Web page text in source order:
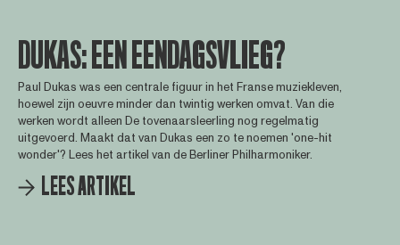
DUKAS: EEN EENDAGSVLIEG?
Paul Dukas was een centrale figuur in het Franse muziekleven,
hoewel zijn oeuvre minder dan twintig werken omvat. Van die
werken wordt alleen De tovenaarsleerling nog regelmatig
uitgevoerd. Maakt dat van Dukas een zo te noemen 'one-hit
wonder'? Lees het artikel van de Berliner Philharmoniker.
LEES ARTIKEL